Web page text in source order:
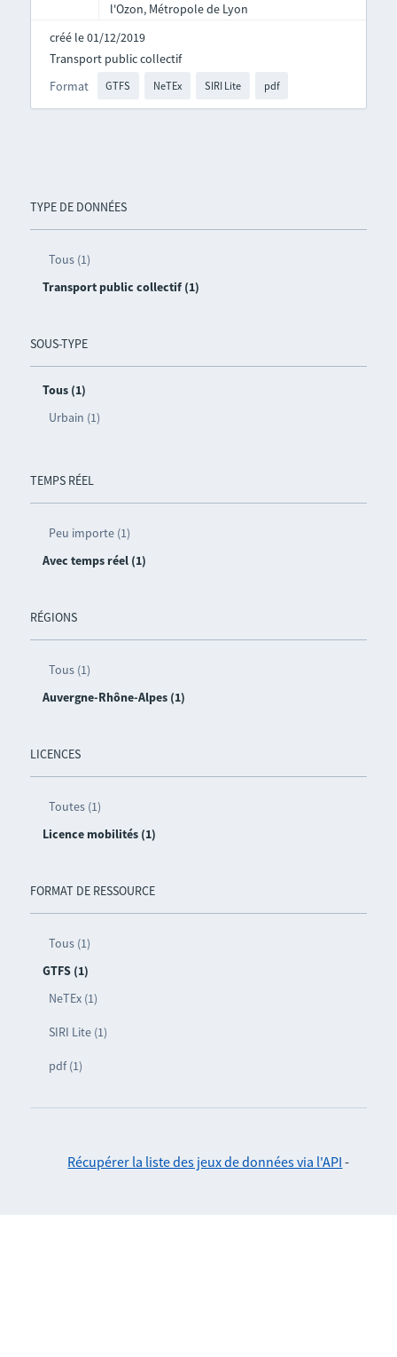
TYPE DE DONNÉES
Tous (1)
Transport public collectif (1)
SOUS-TYPE
Tous (1)
Urbain (1)
TEMPS RÉEL
Peu importe (1)
Avec temps réel (1)
RÉGIONS
Tous (1)
Auvergne-Rhône-Alpes (1)
LICENCES
Toutes (1)
Licence mobilités (1)
FORMAT DE RESSOURCE
Tous (1)
GTFS (1)
NeTEx (1)
SIRI Lite (1)
pdf (1)
l'Ozon, Métropole de Lyon
créé le 01/12/2019
Format GTFS NeTEx SIRI Lite pdf
Transport public collectif
Récupérer la liste des jeux de données via l'API -